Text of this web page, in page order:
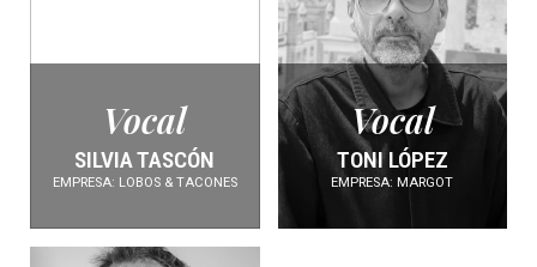
Vocal
SILVIA TASCÓN
EMPRESA: LOBOS & TACONES
Vocal
TONI LÓPEZ
EMPRESA: MARGOT